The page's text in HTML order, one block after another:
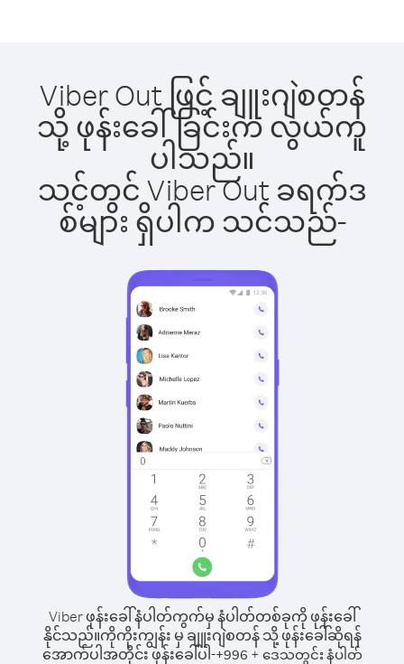
Viber Out ဖြင့် ချူးဂျဲစတန်
သို့ ဖုန်းခေါ်ခြင်းက လွယ်ကူ
ပါသည်။
သင့်တွင် Viber Out ခရက်ဒ
စ်များ ရှိပါက သင်သည်-
Viber ဖုန်းခေါ်နံပါတ်ကွက်မှ နံပါတ်တစ်ခုကို ဖုန်းခေါ်
နိုင်သည်။ကိုကိုးကျွန်း မှ ချူးဂျဲစတန် သို့ ဖုန်းခေါ်ဆိုရန်
အောက်ပါအတိုင်း ဖုန်းခေါ်ပါ-+996 + ဒေသတွင်း နံပါတ်